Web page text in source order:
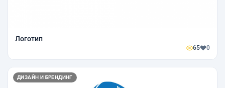
Логотип
65 0
ДИЗАЙН И БРЕНДИНГ